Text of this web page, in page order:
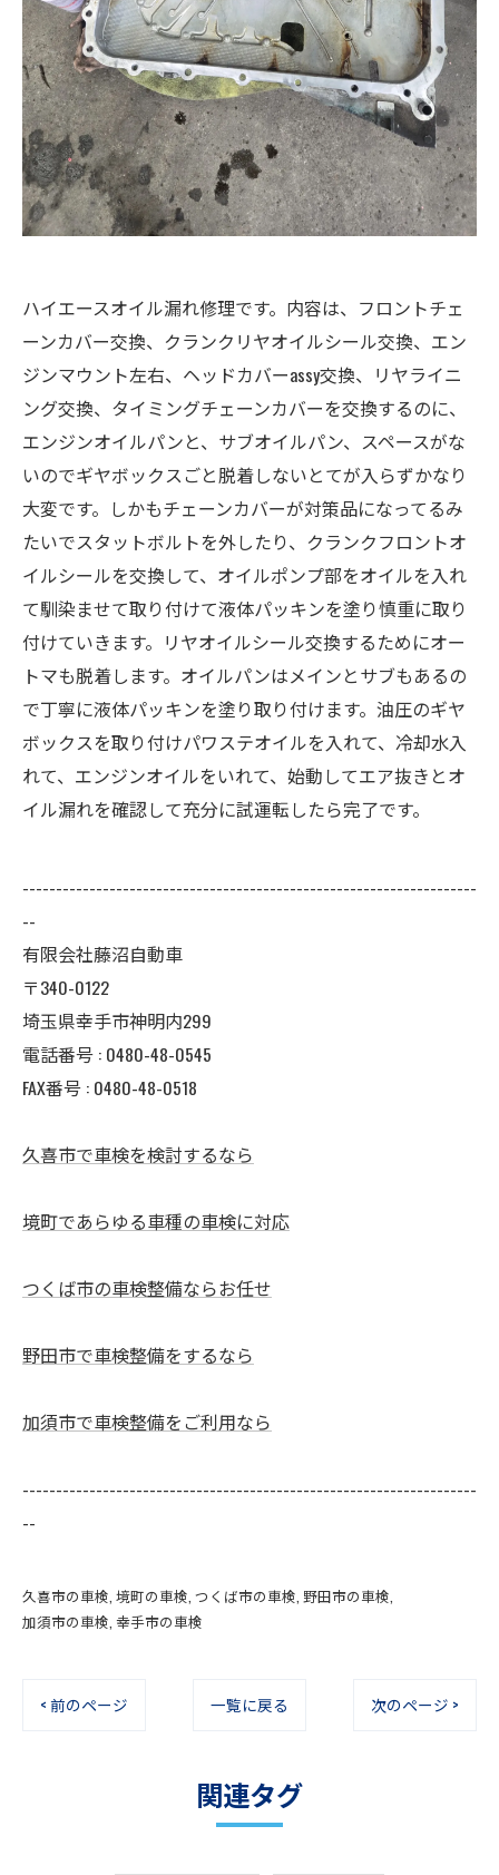
ハイエースオイル漏れ修理です。内容は、フロントチェ
ーンカバー交換、クランクリヤオイルシール交換、エン
ジンマウント左右、ヘッドカバーassy交換、リヤライニ
ング交換、タイミングチェーンカバーを交換するのに、
エンジンオイルパンと、サブオイルパン、スペースがな
いのでギヤボックスごと脱着しないとてが入らずかなり
大変です。しかもチェーンカバーが対策品になってるみ
たいでスタットボルトを外したり、クランクフロントオ
イルシールを交換して、オイルポンプ部をオイルを入れ
て馴染ませて取り付けて液体パッキンを塗り慎重に取り
付けていきます。リヤオイルシール交換するためにオー
トマも脱着します。オイルパンはメインとサブもあるの
で丁寧に液体パッキンを塗り取り付けます。油圧のギヤ
ボックスを取り付けパワステオイルを入れて、冷却水入
れて、エンジンオイルをいれて、始動してエア抜きとオ
イル漏れを確認して充分に試運転したら完了です。
--------------------------------------------------------------------
--
有限会社藤沼自動車
〒340-0122
埼玉県幸手市神明内299
電話番号 : 0480-48-0545
FAX番号 : 0480-48-0518
久喜市で車検を検討するなら
境町であらゆる車種の車検に対応
つくば市の車検整備ならお任せ
野田市で車検整備をするなら
加須市で車検整備をご利用なら
--------------------------------------------------------------------
--
久喜市の車検 境町の車検 つくば市の車検 野田市の車検
加須市の車検 幸手市の車検
< 前のページ 一覧に戻る 次のページ >
関連タグ